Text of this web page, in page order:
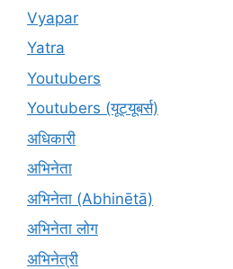
Vyapar
Yatra
Youtubers
Youtubers (यूट्यूबर्स)
अधिकारी
अभिनेता
अभिनेता (Abhinētā)
अभिनेता लोग
अभिनेत्री